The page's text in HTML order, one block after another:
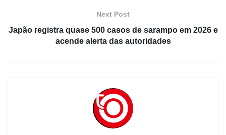
Next Post
Japão registra quase 500 casos de sarampo em 2026 e
acende alerta das autoridades